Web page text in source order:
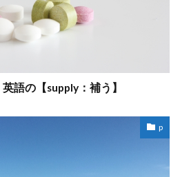
語の【supply：補う】
p